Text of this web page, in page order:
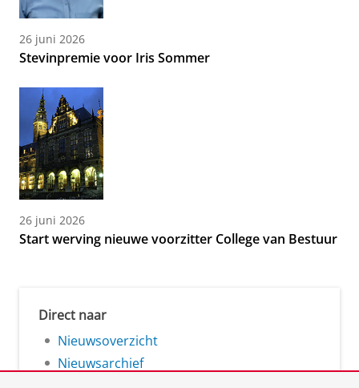
26 juni 2026
Stevinpremie voor Iris Sommer
26 juni 2026
Start werving nieuwe voorzitter College van Bestuur
Direct naar
Nieuwsoverzicht
Nieuwsarchief